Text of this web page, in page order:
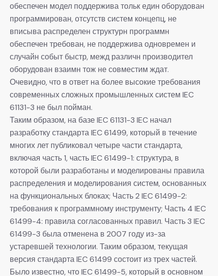
обеспечен модел поддержива тольк един оборудован
программирован, отсутств систем концепц, не
вписыва распределен структурн программн
обеспечен требован, не поддержива одновремен и
случайн событ быстр, межд различн производител
оборудован взаимн тож не совместим ждат.
Очевидно, что в ответ на более высокие требования
современных сложных промышленных систем IEC
61131-3 не был пойман.
Таким образом, на базе IEC 61131-3 IEC начал
разработку стандарта IEC 61499, который в течение
многих лет публиковал четыре части стандарта,
включая часть 1, часть IEC 61499-1: структура, в
которой были разработаны и моделированы правила
распределения и моделирования систем, основанных
на функциональных блоках; Часть 2 IEC 61499-2:
требования к программному инструменту; Часть 4 IEC
61499-4: правила согласованных правил. Часть 3 IEC
61499-3 была отменена в 2007 году из-за
устаревшей технологии. Таким образом, текущая
версия стандарта IEC 61499 состоит из трех частей.
Было известно, что IEC 61499-5, который в основном